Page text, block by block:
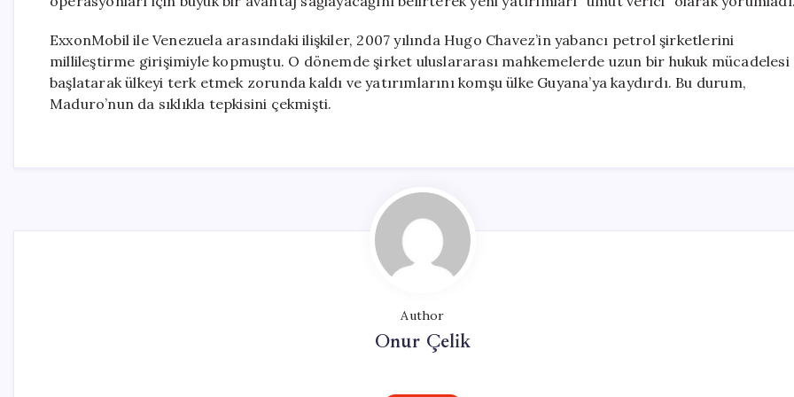
ExxonMobil ile Venezuela arasındaki ilişkiler, 2007 yılında Hugo Chavez’in yabancı petrol şirketlerini
millileştirme girişimiyle kopmuştu. O dönemde şirket uluslararası mahkemelerde uzun bir hukuk mücadelesi
başlatarak ülkeyi terk etmek zorunda kaldı ve yatırımlarını komşu ülke Guyana’ya kaydırdı. Bu durum,
Maduro’nun da sıklıkla tepkisini çekmişti.
Author
Onur Çelik